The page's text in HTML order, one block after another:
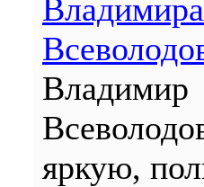
Владимира
Владимир
яркую,